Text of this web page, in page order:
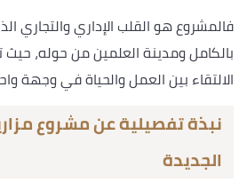
فالمشروع هو القلب الإداري والتجاري
بالكامل ومدينة العلمين من حوله،
الالتقاء بين العمل والحياة في وجهة
نبذة تفصيلية عن مشروع
الجديدة